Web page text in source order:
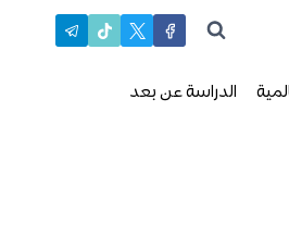
الدراسة عن بعد